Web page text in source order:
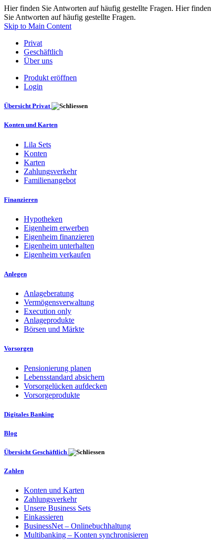
Hier finden Sie Antworten auf häufig gestellte Fragen. Hier finden
Sie Antworten auf häufig gestellte Fragen.
Skip to Main Content
Privat
Geschäftlich
Über uns
Produkt eröffnen
Login
Übersicht Privat
Konten und Karten
Lila Sets
Konten
Karten
Zahlungsverkehr
Familienangebot
Finanzieren
Hypotheken
Eigenheim erwerben
Eigenheim finanzieren
Eigenheim unterhalten
Eigenheim verkaufen
Anlegen
Anlageberatung
Vermögensverwaltung
Execution only
Anlageprodukte
Börsen und Märkte
Vorsorgen
Pensionierung planen
Lebensstandard absichern
Vorsorgelücken aufdecken
Vorsorgeprodukte
Digitales Banking
Blog
Übersicht Geschäftlich
Zahlen
Konten und Karten
Zahlungsverkehr
Unsere Business Sets
Einkassieren
BusinessNet – Onlinebuchhaltung
Multibanking – Konten synchronisieren